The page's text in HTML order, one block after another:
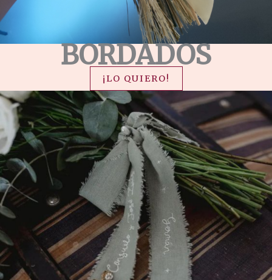
BORDADOS
¡LO QUIERO!